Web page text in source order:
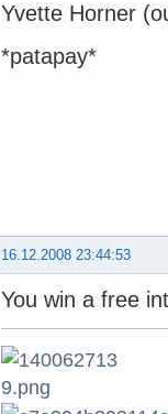
Yvette Horner
*patapay*
16.12.2008 23:44:53
You win a free